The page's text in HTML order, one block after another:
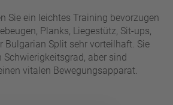
Sie ein leichtes Training bevorzugen
Planks, Liegestütz, Sit-ups,
Bulgarian Split sehr vorteilhaft. Sie
Schwierigkeitsgrad, aber sind
vitalen Bewegungsapparat.